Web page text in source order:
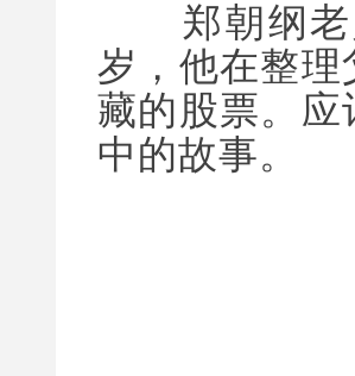
郑朝纲老
岁，他在整
藏的股票。
中的故事。